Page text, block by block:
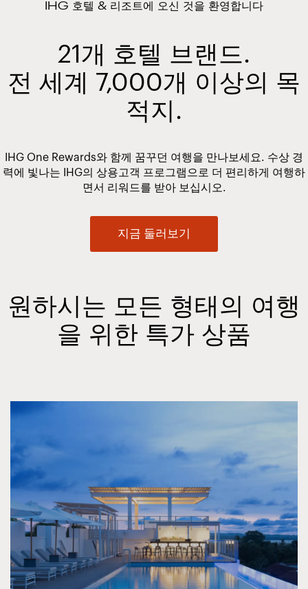
IHG 호텔 & 리조트에 오신 것을 환영합니다
21개 호텔 브랜드.
전 세계 7,000개 이상의 목
적지.
IHG One Rewards와 함께 꿈꾸던 여행을 만나보세요. 수상 경
력에 빛나는 IHG의 상용고객 프로그램으로 더 편리하게 여행하
면서 리워드를 받아 보십시오.
지금 둘러보기
원하시는 모든 형태의 여행
을 위한 특가 상품